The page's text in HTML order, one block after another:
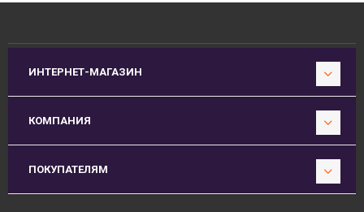
ИНТЕРНЕТ-МАГАЗИН
КОМПАНИЯ
ПОКУПАТЕЛЯМ